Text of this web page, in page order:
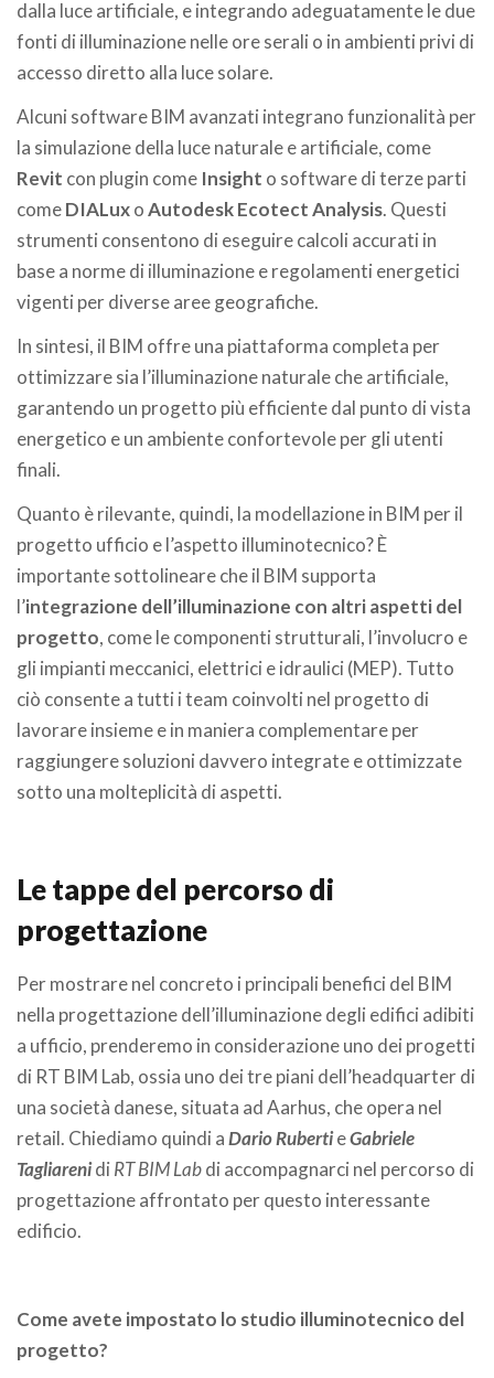
dalla luce artificiale, e integrando adeguatamente le due
fonti di illuminazione nelle ore serali o in ambienti privi di
accesso diretto alla luce solare.
Alcuni software BIM avanzati integrano funzionalità per
la simulazione della luce naturale e artificiale, come
Revit con plugin come Insight o software di terze parti
comeDIALuxoAutodesk Ecotect Analysis. Questi
strumenti consentono di eseguire calcoli accurati in
base a norme di illuminazione e regolamenti energetici
vigenti per diverse aree geografiche.
In sintesi, il BIM offre una piattaforma completa per
ottimizzare sia l’illuminazione naturale che artificiale,
garantendo un progetto più efficiente dal punto di vista
energetico e un ambiente confortevole per gli utenti
finali.
Quanto è rilevante, quindi, la modellazione in BIM per il
progetto ufficio e l’aspetto illuminotecnico? È
importante sottolineare che il BIM supporta
l’integrazione dell’illuminazione con altri aspetti del
progetto, come le componenti strutturali, l’involucro e
gli impianti meccanici, elettrici e idraulici (MEP). Tutto
ciò consente a tutti i team coinvolti nel progetto di
lavorare insieme e in maniera complementare per
raggiungere soluzioni davvero integrate e ottimizzate
sotto una molteplicità di aspetti.
Le tappe del percorso di
progettazione
Per mostrare nel concreto i principali benefici del BIM
nella progettazione dell’illuminazione degli edifici adibiti
a ufficio, prenderemo in considerazione uno dei progetti
di RT BIM Lab, ossia uno dei tre piani dell’headquarter di
una società danese, situata ad Aarhus, che opera nel
retail. Chiediamo quindi aDario RubertieGabriele
Tagliarenidi RT BIM Labdi accompagnarci nel percorso di
progettazione affrontato per questo interessante
edificio.
Come avete impostato lo studio illuminotecnico del
progetto?